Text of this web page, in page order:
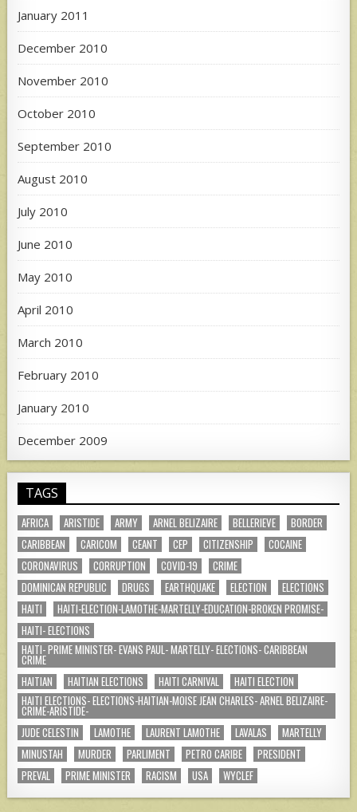
January 2011
December 2010
November 2010
October 2010
September 2010
August 2010
July 2010
June 2010
May 2010
April 2010
March 2010
February 2010
January 2010
December 2009
TAGS
AFRICA ARISTIDE ARMY ARNEL BELIZAIRE BELLERIEVE
BORDER
CARIBBEAN
CARICOM CEANT CEP CITIZENSHIP
COCAINE
CORONAVIRUS
CORRUPTION COVID-19
CRIME
DOMINICAN REPUBLIC
DRUGS EARTHQUAKE ELECTION
ELECTIONS
HAITI
HAITI-ELECTION-LAMOTHE-MARTELLY-EDUCATION-BROKEN PROMISE-
HAITI- ELECTIONS
HAITI- PRIME MINISTER- EVANS PAUL- MARTELLY- ELECTIONS- CARIBBEAN
CRIME
HAITIAN
HAITIAN ELECTIONS HAITI CARNIVAL
HAITI ELECTION
HAITI ELECTIONS- ELECTIONS-HAITIAN-MOISE JEAN CHARLES- ARNEL BELIZAIRE-
CRIME-ARISTIDE-
JUDE CELESTIN
LAMOTHE LAURENT LAMOTHE LAVALAS
MARTELLY
MINUSTAH
MURDER PARLIMENT PETRO CARIBE
PRESIDENT
PREVAL
PRIME MINISTER RACISM USA WYCLEF